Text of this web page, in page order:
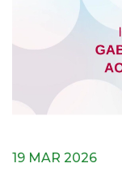
19 MAR 2026